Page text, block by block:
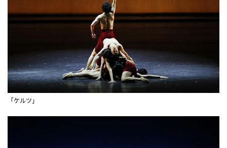
「ケルツ」